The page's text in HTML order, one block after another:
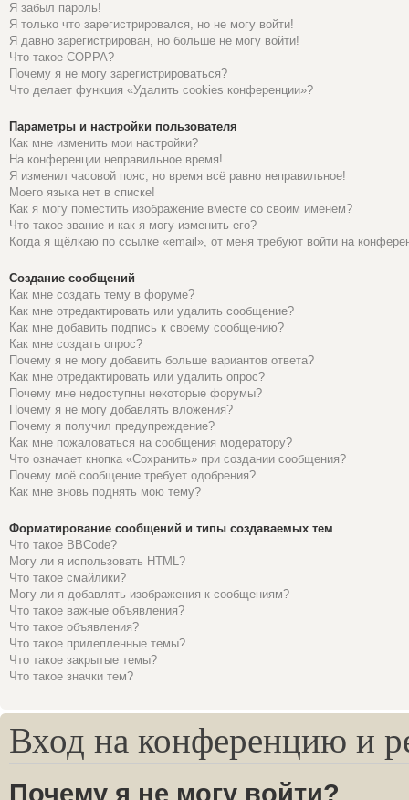
Я забыл пароль!
Я только что зарегистрировался, но не могу войти!
Я давно зарегистрирован, но больше не могу войти!
Что такое COPPA?
Почему я не могу зарегистрироваться?
Что делает функция «Удалить cookies конференции»?
Параметры и настройки пользователя
Как мне изменить мои настройки?
На конференции неправильное время!
Я изменил часовой пояс, но время всё равно неправильное!
Моего языка нет в списке!
Как я могу поместить изображение вместе со своим именем?
Что такое звание и как я могу изменить его?
Когда я щёлкаю по ссылке «email», от меня требуют войти на
Создание сообщений
Как мне создать тему в форуме?
Как мне отредактировать или удалить сообщение?
Как мне добавить подпись к своему сообщению?
Как мне создать опрос?
Почему я не могу добавить больше вариантов ответа?
Как мне отредактировать или удалить опрос?
Почему мне недоступны некоторые форумы?
Почему я не могу добавлять вложения?
Почему я получил предупреждение?
Как мне пожаловаться на сообщения модератору?
Что означает кнопка «Сохранить» при создании сообщения?
Почему моё сообщение требует одобрения?
Как мне вновь поднять мою тему?
Форматирование сообщений и типы создаваемых тем
Что такое BBCode?
Могу ли я использовать HTML?
Что такое смайлики?
Могу ли я добавлять изображения к сообщениям?
Что такое важные объявления?
Что такое объявления?
Что такое прилепленные темы?
Что такое закрытые темы?
Что такое значки тем?
Вход на конференцию и
Почему я не могу войти?